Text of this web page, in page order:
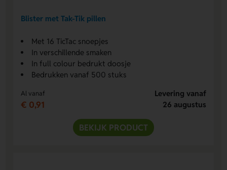
Blister met Tak-Tik pillen
Met 16 TicTac snoepjes
In verschillende smaken
In full colour bedrukt doosje
Bedrukken vanaf 500 stuks
Al vanaf
€ 0,91
Levering vanaf
26 augustus
BEKIJK PRODUCT